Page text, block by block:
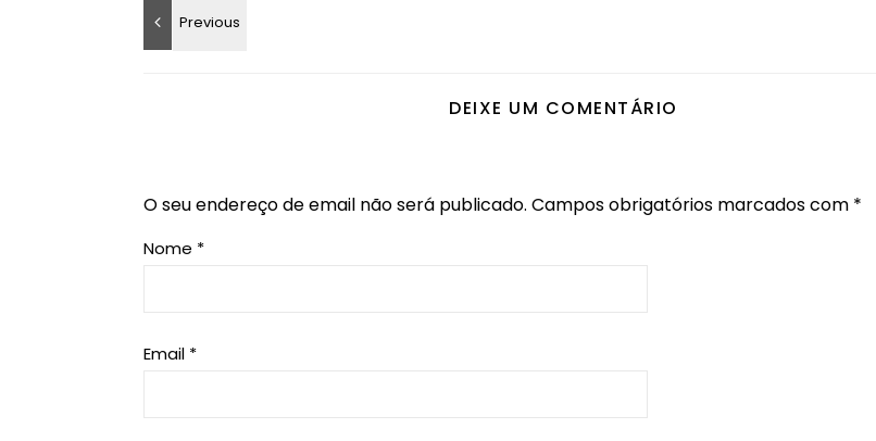
DEIXE UM COMENTÁRIO
O seu endereço de email não será publicado. Campos obrigatórios marcados com *
Nome *
Email *